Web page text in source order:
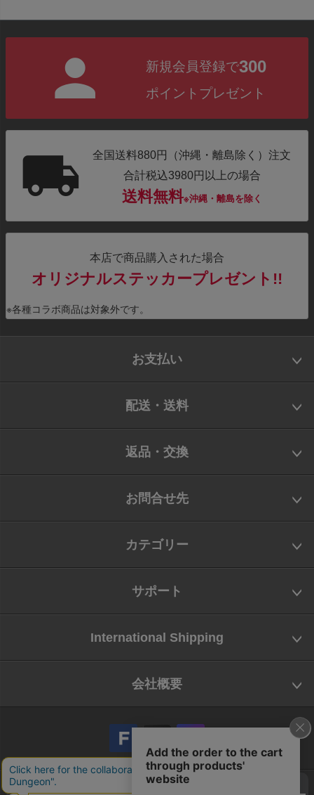
新規会員登録で300
ポイントプレゼント
全国送料880円（沖縄・離島除く）注文
合計税込3980円以上の場合
送料無料※沖縄・離島を除く
本店で商品購入された場合
オリジナルステッカープレゼント!!
※各種コラボ商品は対象外です。
お支払い
配送・送料
返品・交換
お問合せ先
カテゴリー
サポート
International Shipping
会社概要
会社概要